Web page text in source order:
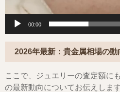
00:00
2026年最新：貴金属相場の
ここで、ジュエリーの査定額に
の最新動向についてお伝えしま